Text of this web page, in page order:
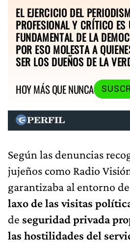
EL EJERCICIO DEL
PROFESIONAL Y CRÍTICO
FUNDAMENTAL DE LA
POR ESO MOLESTA A
SER LOS DUEÑOS DE LA
HOY MÁS QUE NUNCA
Según las denuncias
jujeños como Radio
garantizaba al entorno
laxo de las visitas
de seguridad privada
las hostilidades del